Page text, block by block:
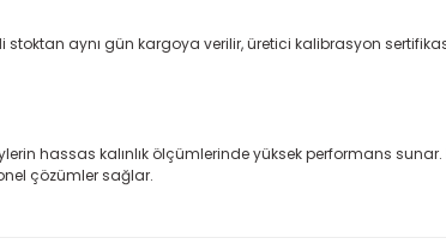
stoktan aynı gün kargoya verilir, üretici kalibrasyon
hassas kalınlık ölçümlerinde yüksek performans
çözümler sağlar.